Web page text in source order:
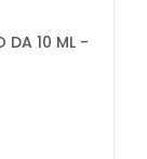
DA 10 ML -